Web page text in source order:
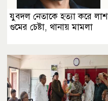
যুবদল নেতাকে হত্যা করে লাশ
গুমের চেষ্টা, থানায় মামলা